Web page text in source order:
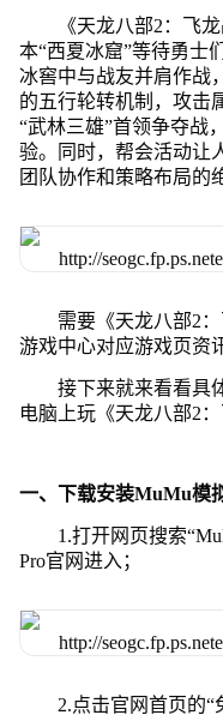
《天龙八部2：飞
本“西夏冰窟”等待勇士
冰窖中与战友并肩作战
的五行轮转机制，攻击
“武林三雄”首领争夺战
验。同时，帮会活动让
团队协作和策略布局的
需要《天龙八部2
游戏中心对应游戏页资
接下来就来看看具
电脑上玩《天龙八部2：
一、下载安装MuMu模
1.打开网页搜索
Pro官网进入；
2.点击官网首页的“